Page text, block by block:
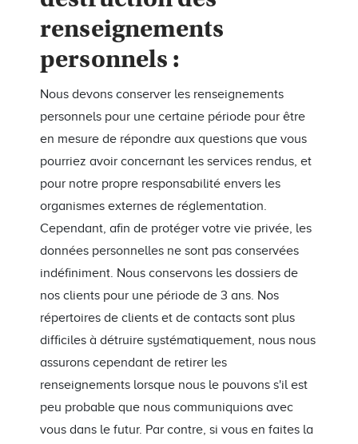
renseignements
personnels :
Nous devons conserver les renseignements
personnels pour une certaine période pour être
en mesure de répondre aux questions que vous
pourriez avoir concernant les services rendus, et
pour notre propre responsabilité envers les
organismes externes de réglementation.
Cependant, afin de protéger votre vie privée, les
données personnelles ne sont pas conservées
indéfiniment. Nous conservons les dossiers de
nos clients pour une période de 3 ans. Nos
répertoires de clients et de contacts sont plus
difficiles à détruire systématiquement, nous nous
assurons cependant de retirer les
renseignements lorsque nous le pouvons s'il est
peu probable que nous communiquions avec
vous dans le futur. Par contre, si vous en faites la